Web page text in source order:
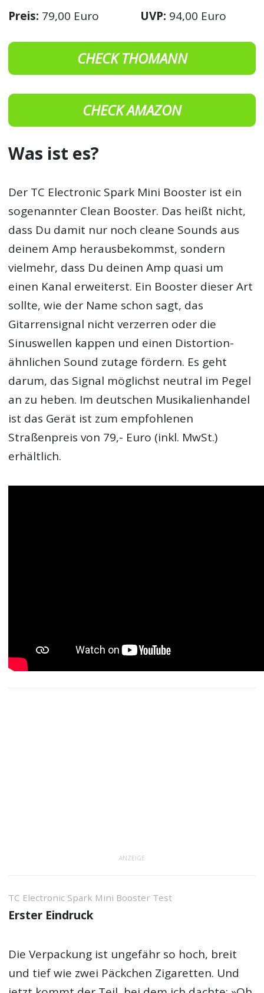
Preis: 79,00 Euro UVP: 94,00 Euro
CHECK THOMANN
CHECK AMAZON
Was ist es?
Der TC Electronic Spark Mini Booster ist ein
sogenannter Clean Booster. Das heißt nicht,
dass Du damit nur noch cleane Sounds aus
deinem Amp herausbekommst, sondern
vielmehr, dass Du deinen Amp quasi um
einen Kanal erweiterst. Ein Booster dieser Art
sollte, wie der Name schon sagt, das
Gitarrensignal nicht verzerren oder die
Sinuswellen kappen und einen Distortion-
ähnlichen Sound zutage fördern. Es geht
darum, das Signal möglichst neutral im Pegel
an zu heben. Im deutschen Musikalienhandel
ist das Gerät ist zum empfohlenen
Straßenpreis von 79,- Euro (inkl. MwSt.)
erhältlich.
ANZEIGE
TC Electronic Spark Mini Booster Test
Erster Eindruck
Die Verpackung ist ungefähr so hoch, breit
und tief wie zwei Päckchen Zigaretten. Und